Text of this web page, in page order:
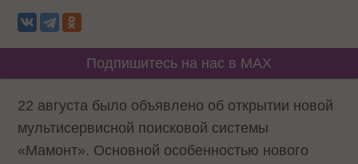
Подпишитесь на нас в MAX
22 августа было объявлено об открытии новой
мультисервисной поисковой системы
«Мамонт». Основной особенностью нового